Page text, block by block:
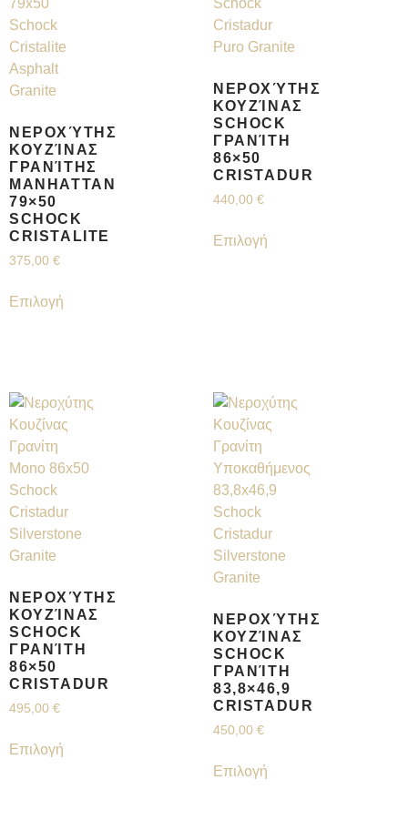
ΝΕΡΟΧΎΤΗΣ
ΚΟΥΖΊΝΑΣ
ΓΡΑΝΊΤΗΣ
MANHATTAN
79×50
SCHOCK
CRISTALITE
375,00 €
Επιλογή
ΝΕΡΟΧΎΤΗΣ
ΚΟΥΖΊΝΑΣ
SCHOCK
ΓΡΑΝΊΤΗ
86×50
CRISTADUR
440,00 €
Επιλογή
ΝΕΡΟΧΎΤΗΣ
ΚΟΥΖΊΝΑΣ
SCHOCK
ΓΡΑΝΊΤΗ
86×50
CRISTADUR
495,00 €
Επιλογή
ΝΕΡΟΧΎΤΗΣ
ΚΟΥΖΊΝΑΣ
SCHOCK
ΓΡΑΝΊΤΗ
83,8×46,9
CRISTADUR
450,00 €
Επιλογή